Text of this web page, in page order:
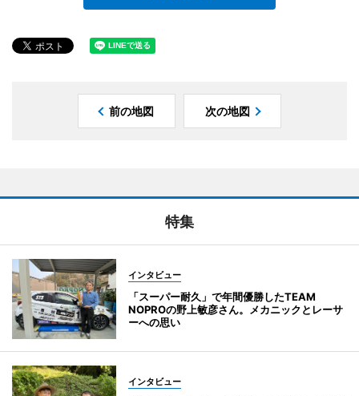
前の地図 次の地図
特集
インタビュー
「スーパー耐久」で年間優勝したTEAM
NOPROの野上敏彦さん。メカニックとレーサ
ーへの思い
インタビュー